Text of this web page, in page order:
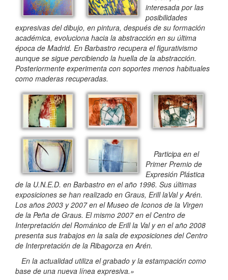
interesada por las
posibilidades
expresivas del dibujo, en pintura, después de su formación
académica, evoluciona hacia la abstracción en su última
época de Madrid. En Barbastro recupera el figurativismo
aunque se sigue percibiendo la huella de la abstracción.
Posteriormente experimenta con soportes menos habituales
como maderas recuperadas.
Participa en el
Primer Premio de
Expresión Plástica
de la U.N.E.D. en Barbastro en el año 1996. Sus últimas
exposiciones se han realizado en Graus, Erill laVal y Arén.
Los años 2003 y 2007 en el Museo de Iconos de la Virgen
de la Peña de Graus. El mismo 2007 en el Centro de
Interpretación del Románico de Erill la Val y en el año 2008
presenta sus trabajos en la sala de exposiciones del Centro
de Interpretación de la Ribagorza en Arén.
En la actualidad utiliza el grabado y la estampación como
base de una nueva línea expresiva.»